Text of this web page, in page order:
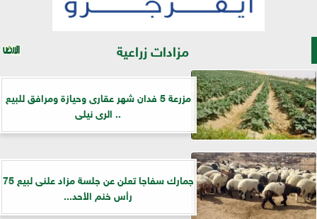
مزادات زراعية
مزرعة 5 فدان شهر عقارى وحيازة ومرافق للبيع
.. الرى نيلى
جمارك سفاجا تعلن عن جلسة مزاد علنى لبيع 75
رأس خنم الأحد...